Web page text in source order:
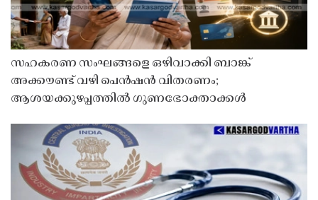
സഹകരണ സംഘങ്ങളെ ഒഴിവാക്കി ബാങ്ക്
അക്കൗണ്ട് വഴി പെൻഷൻ വിതരണം;
ആശയക്കുഴപ്പത്തിൽ ഗുണഭോക്താക്കൾ